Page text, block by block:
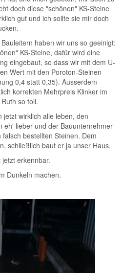
doch diese "schönen" KS-Steine
gut und ich sollte sie mir doch
haben wir uns so geeinigt:
KS-Steine, dafür wird eine
eingebaut, so dass wir mit dem U-
Wert mit den Poroton-Steinen
0,4 statt 0,35). Ausserdem
korrekten Mehrpreis Klinker im
so toll.
jetzt wirklich alle leben, den
eh' lieber und der Bauunternehmer
bestellten Steinen. Dem
schließlich baut er ja unser Haus.
jetzt erkennbar.
Dunkeln machen.